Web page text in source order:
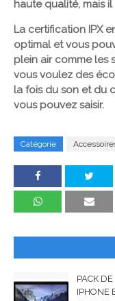
haute qualité, mais
La certification IPX
optimal et vous
plein air comme les
vous voulez des
la fois du son et du
vous pouvez saisir.
Catégorie
PACK
IPHONE